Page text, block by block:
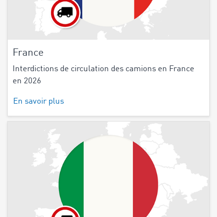
France
Interdictions de circulation des camions en France
en 2026
En savoir plus